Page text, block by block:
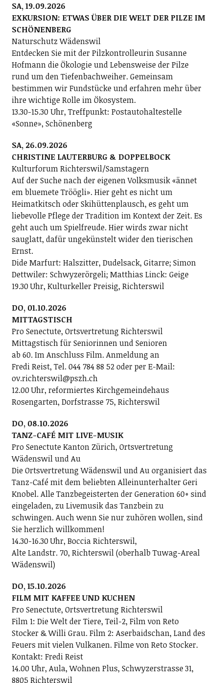
SA, 19.09.2026
EXKURSION: ETWAS ÜBER DIE WELT DER PILZE IM
SCHÖNENBERG
Naturschutz Wädenswil
Entdecken Sie mit der Pilzkontrolleurin Susanne
Hofmann die Ökologie und Lebensweise der Pilze
rund um den Tiefenbachweiher. Gemeinsam
bestimmen wir Fundstücke und erfahren mehr über
ihre wichtige Rolle im Ökosystem.
13.30-15.30 Uhr, Treffpunkt: Postautohaltestelle
«Sonne», Schönenberg
SA, 26.09.2026
CHRISTINE LAUTERBURG & DOPPELBOCK
Kulturforum Richterswil/Samstagern
Auf der Suche nach der eigenen Volksmusik «ännet
em bluemete Tröögli». Hier geht es nicht um
Heimatkitsch oder Skihüttenplausch, es geht um
liebevolle Pflege der Tradition im Kontext der Zeit. Es
geht auch um Spielfreude. Hier wirds zwar nicht
sauglatt, dafür ungekünstelt wider den tierischen
Ernst.
Dide Marfurt: Halszitter, Dudelsack, Gitarre; ­Simon
Dettwiler: Schwyzerörgeli; Matthias Linck: Geige
19.30 Uhr, Kulturkeller Preisig, Richterswil
DO, 01.10.2026
MITTAGSTISCH
Pro Senectute, Ortsvertretung Richterswil
Mittagstisch für Seniorinnen und Senioren
ab 60. Im Anschluss Film. Anmeldung an
Fredi Reist, Tel. 044 784 88 52 oder per E-Mail:
ov.richterswil@pszh.ch
12.00 Uhr, reformiertes Kirchgemeindehaus
Rosengarten, Dorfstrasse 75, Richterswil
DO, 08.10.2026
TANZ-CAFÉ MIT LIVE-MUSIK
Pro Senectute Kanton Zürich, Ortsvertretung
Wädenswil und Au
Die Ortsvertretung Wädenswil und Au organisiert das
Tanz-Café mit dem beliebten Alleinunterhalter Geri
Knobel. Alle Tanzbegeisterten der Generation 60+ sind
eingeladen, zu Livemusik das Tanzbein zu
schwingen. Auch wenn Sie nur zuhören wollen, sind
Sie herzlich willkommen!
14.30-16.30 Uhr, Boccia Richterswil,
Alte Landstr. 70, Richterswil (oberhalb Tuwag-Areal
Wädenswil)
DO, 15.10.2026
FILM MIT KAFFEE UND KUCHEN
Pro Senectute, Ortsvertretung Richterswil
Film 1: Die Welt der Tiere, Teil-2, Film von Reto
Stocker & Willi Grau. Film 2: Aserbaidschan, Land des
Feuers mit vielen Vulkanen. Filme von Reto Stocker.
Kontakt: Fredi Reist
14.00 Uhr, Aula, Wohnen Plus, Schwyzerstrasse 31,
8805 Richterswil